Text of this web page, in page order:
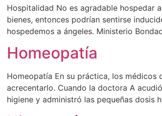
Hospitalidad No es agradable hospedar
bienes, entonces podrían sentirse
hospedemos a ángeles. Ministerio
Homeopatía
Homeopatía En su práctica, los
acrecentarlo. Cuando la doctora A
higiene y administró las pequeñas dosis